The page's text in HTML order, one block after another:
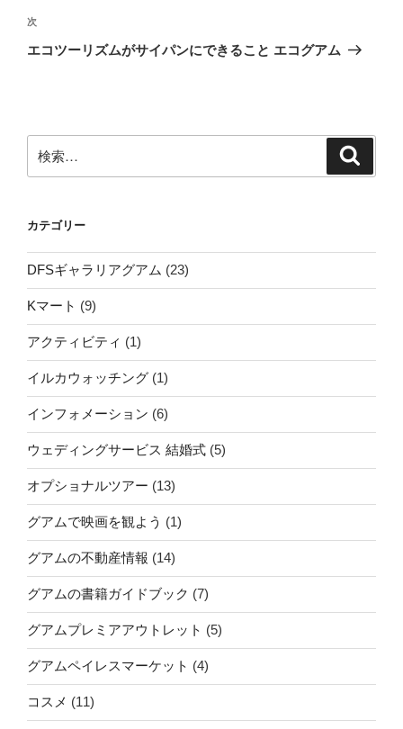
ビ
ゲ
ン
稿
次
の
次
エコツーリズムがサイパンにできること エコグアム
索:
カテゴリー
DFSギャラリアグアム (23)
Kマート (9)
アクティビティ (1)
イルカウォッチング (1)
インフォメーション (6)
ウェディングサービス 結婚式 (5)
オプショナルツアー (13)
グアムで映画を観よう (1)
グアムの不動産情報 (14)
グアムの書籍ガイドブック (7)
グアムプレミアアウトレット (5)
グアムペイレスマーケット (4)
コスメ (11)